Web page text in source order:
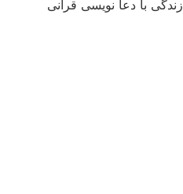
زندگی با دعا نویسی قرآنی